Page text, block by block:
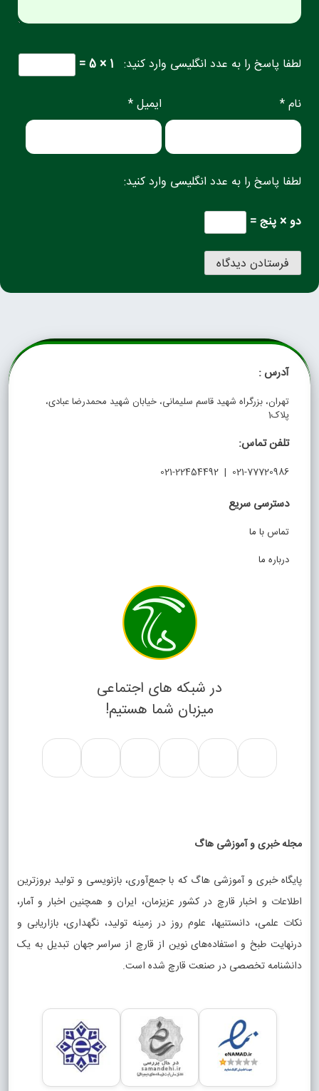
لطفا پاسخ را به عدد انگلیسی وارد کنید: 1 × 5 =
نام * ایمیل *
لطفا پاسخ را به عدد انگلیسی وارد کنید:
دو × پنج =
آدرس :
تهران، بزرگراه شهید قاسم سلیمانی، خیابان شهید محمدرضا عبادی،
پلاک1
تلفن تماس:
021-77720986 | 021-22454492
دسترسی سریع
تماس با ما
درباره ما
در شبکه های اجتماعی
میزبان شما هستیم!
مجله خبری و آموزشی هاگ
پایگاه خبری و آموزشی هاگ که با جمع‌آوری، بازنویسی و تولید بروزترین
اطلاعات و اخبار قارچ در کشور عزیزمان، ایران و همچنین اخبار و آمار،
نکات علمی، دانستنیها، علوم روز در زمینه تولید، نگهداری، بازاریابی و
درنهایت طبخ و استفاده‌های نوین از قارچ از سراسر جهان تبدیل به یک
دانشنامه تخصصی در صنعت قارچ شده است.